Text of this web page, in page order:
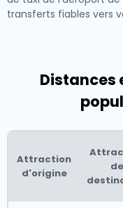
transferts fiables vers
Distances
Attraction
d'origine
de